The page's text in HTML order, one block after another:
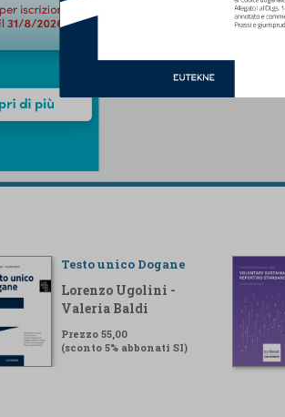
Testo unico Dogane
Lorenzo Ugolini -
Valeria Baldi
Prezzo 55,00
(sconto 5% abbonati SI)